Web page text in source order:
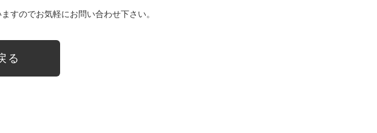
すのでお気軽にお問い合わせ下さい。
る